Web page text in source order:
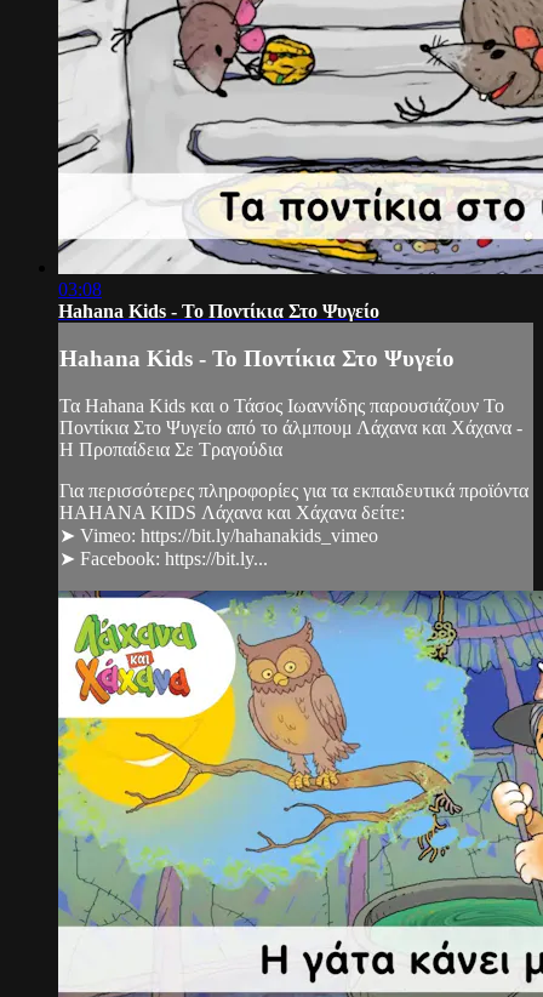
03:08
Hahana Kids - Το Ποντίκια Στο Ψυγείο
Hahana Kids - Το Ποντίκια Στο Ψυγείο
Τα Hahana Kids και ο Τάσος Ιωαννίδης παρουσιάζουν Το
Ποντίκια Στο Ψυγείο από το άλμπουμ Λάχανα και Χάχανα -
Η Προπαίδεια Σε Τραγούδια
Για περισσότερες πληροφορίες για τα εκπαιδευτικά προϊόντα
HAHANA KIDS Λάχανα και Χάχανα δείτε:
➤ Vimeo: https://bit.ly/hahanakids_vimeo
➤ Facebook: https://bit.ly...